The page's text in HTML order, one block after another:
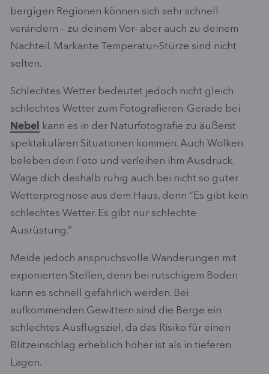
bergigen Regionen können sich sehr schnell
verändern – zu deinem Vor- aber auch zu deinem
Nachteil. Markante Temperatur-Stürze sind nicht
selten.
Schlechtes Wetter bedeutet jedoch nicht gleich
schlechtes Wetter zum Fotografieren. Gerade bei
Nebel
kann es in der Naturfotografie zu äußerst
spektakulären Situationen kommen. Auch Wolken
beleben dein Foto und verleihen ihm Ausdruck.
Wage dich deshalb ruhig auch bei nicht so guter
Wetterprognose aus dem Haus, denn “Es gibt kein
schlechtes Wetter. Es gibt nur schlechte
Ausrüstung.”
Meide jedoch anspruchsvolle Wanderungen mit
exponierten Stellen, denn bei rutschigem Boden
kann es schnell gefährlich werden. Bei
aufkommenden Gewittern sind die Berge ein
schlechtes Ausflugsziel, da das Risiko für einen
Blitzeinschlag erheblich höher ist als in tieferen
Lagen.